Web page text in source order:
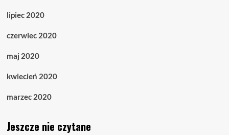
lipiec 2020
czerwiec 2020
maj 2020
kwiecień 2020
marzec 2020
Jeszcze nie czytane